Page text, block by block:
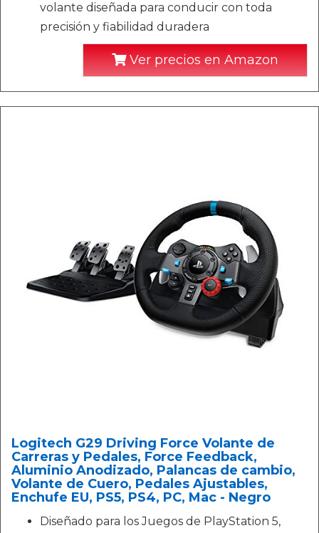
volante diseñada para conducir con toda
precisión y fiabilidad duradera
Ver precios en Amazon
Logitech G29 Driving Force Volante de
Carreras y Pedales, Force Feedback,
Aluminio Anodizado, Palancas de cambio,
Volante de Cuero, Pedales Ajustables,
Enchufe EU, PS5, PS4, PC, Mac - Negro
Diseñado para los Juegos de PlayStation 5,